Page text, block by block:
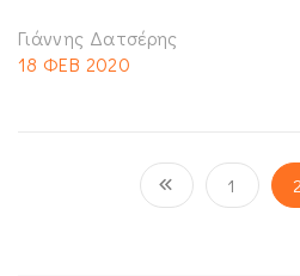
Γιάννης Δατσέρης
18 ΦΕΒ 2020
1 2